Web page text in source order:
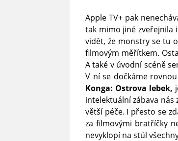
Apple TV+ pak
tak mimo jiné zveřejnila i
vidět, že monstry se tu
filmovým měřítkem.
A také v úvodní scéně
V ní se dočkáme
Konga: Ostrova lebek,
intelektuální zábava nás
větší péče. I přesto se
za filmovými bratříčky
nevyklopí na stůl